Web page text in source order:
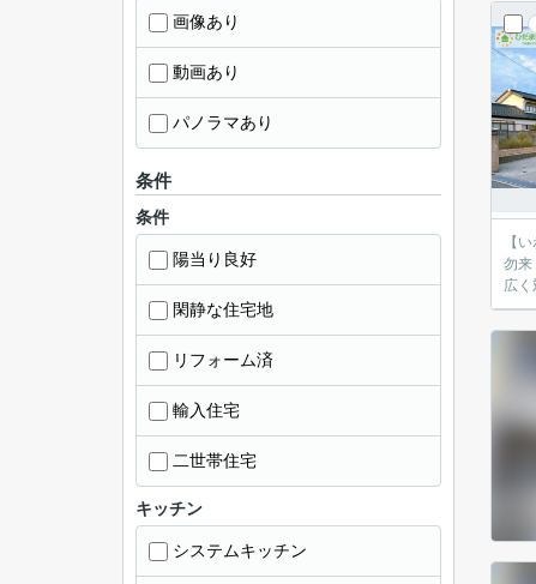
【い
勿来
画像あり
動画あり
パノラマあり
条件
条件
陽当り良好
閑静な住宅地
リフォーム済
輸入住宅
二世帯住宅
キッチン
システムキッチン